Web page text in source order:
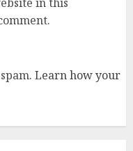
Learn how your